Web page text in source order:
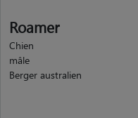
Roamer
Chien
mâle
Berger australien